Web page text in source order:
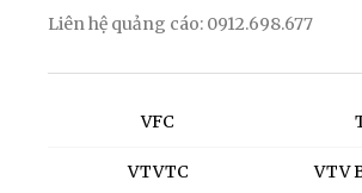
Liên hệ quảng cáo: 0912.698.677
VFC
VTVTC VTV